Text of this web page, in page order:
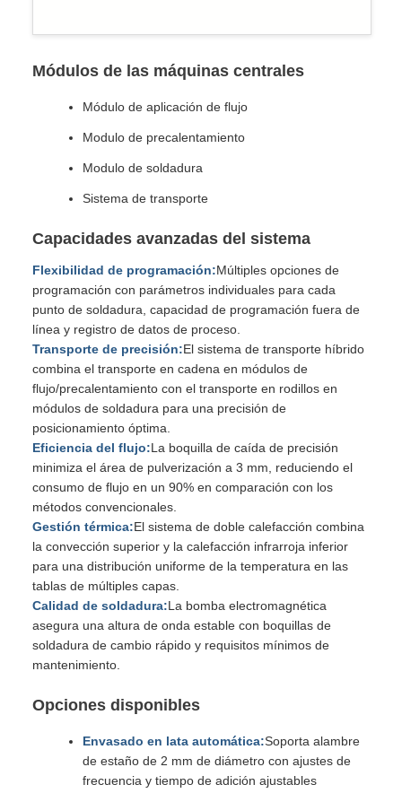
Módulos de las máquinas centrales
Módulo de aplicación de flujo
Modulo de precalentamiento
Modulo de soldadura
Sistema de transporte
Capacidades avanzadas del sistema
Flexibilidad de programación:Múltiples opciones de
programación con parámetros individuales para cada
punto de soldadura, capacidad de programación fuera de
línea y registro de datos de proceso.
Transporte de precisión:El sistema de transporte híbrido
combina el transporte en cadena en módulos de
flujo/precalentamiento con el transporte en rodillos en
módulos de soldadura para una precisión de
posicionamiento óptima.
Eficiencia del flujo:La boquilla de caída de precisión
minimiza el área de pulverización a 3 mm, reduciendo el
consumo de flujo en un 90% en comparación con los
métodos convencionales.
Gestión térmica:El sistema de doble calefacción combina
la convección superior y la calefacción infrarroja inferior
para una distribución uniforme de la temperatura en las
tablas de múltiples capas.
Calidad de soldadura:La bomba electromagnética
asegura una altura de onda estable con boquillas de
soldadura de cambio rápido y requisitos mínimos de
mantenimiento.
Opciones disponibles
Envasado en lata automática:Soporta alambre
de estaño de 2 mm de diámetro con ajustes de
frecuencia y tiempo de adición ajustables